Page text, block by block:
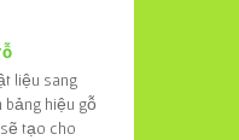
liệu sang
bảng hiệu gỗ
tạo cho